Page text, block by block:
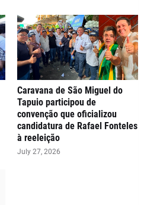
Caravana de São Miguel do
Tapuio participou de
convenção que oficializou
candidatura de Rafael Fonteles
à reeleição
July 27, 2026